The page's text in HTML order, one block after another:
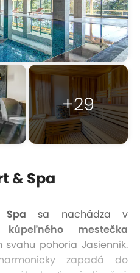
+29
& Spa
sa nachádza v
mestečka
pohoria Jasiennik.
zapadá do